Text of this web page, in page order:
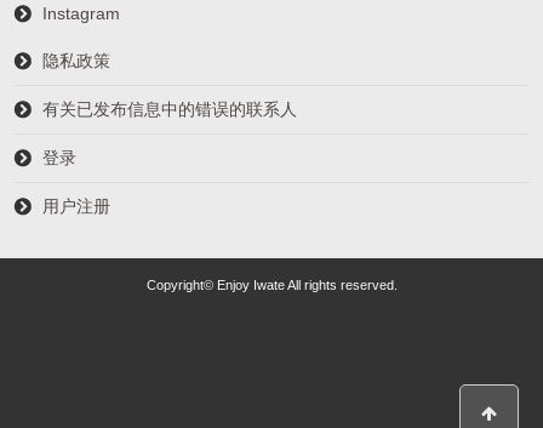
Instagram
隐私政策
有关已发布信息中的错误的联系人
登录
用户注册
Copyright© Enjoy Iwate All rights reserved.